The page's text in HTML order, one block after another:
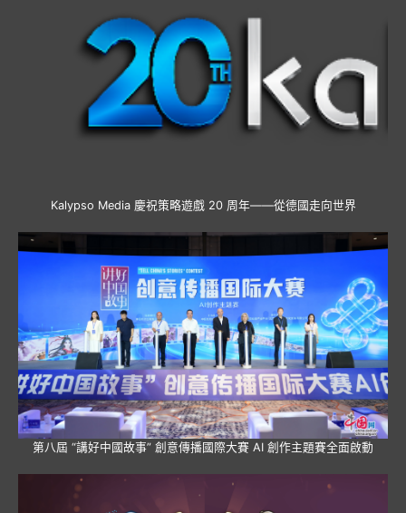
Kalypso Media 慶祝策略遊戲 20 周年——從德國走向世界
第八屆 “講好中國故事” 創意傳播國際大賽 AI 創作主題賽全面啟動